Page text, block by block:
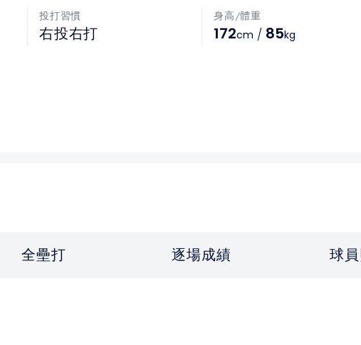
投打習慣
右投右打
身高/體重
172cm / 85kg
全壘打 逐場成績 球